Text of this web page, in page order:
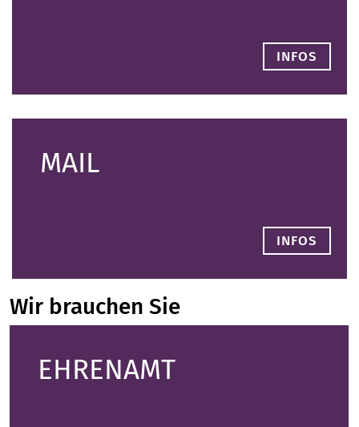
INFOS
MAIL
INFOS
Wir brauchen Sie
EHRENAMT